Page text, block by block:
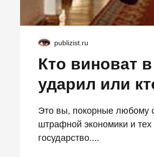
publizist.ru
Кто виноват
ударил или
Это вы, покорные любому
штрафной экономики и
государство....